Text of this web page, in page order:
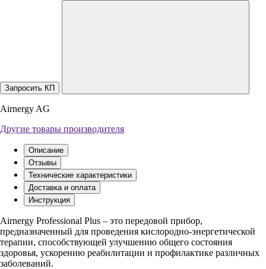
Запросить КП
Airnergy AG
Другие товары производителя
Описание
Отзывы
Технические характеристики
Доставка и оплата
Инструкция
Airnergy Professional Plus – это передовой прибор,
предназначенный для проведения кислородно-энергетической
терапии, способствующей улучшению общего состояния
здоровья, ускорению реабилитации и профилактике различных
заболеваний.